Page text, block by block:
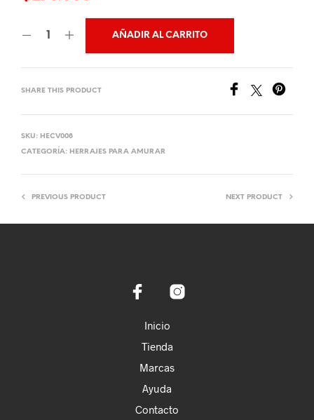
AÑADIR AL CARRITO
SHARE THIS PRODUCT
SKU: HECV008
CATEGORÍA: HERRAJES PARA AMURAR
PREVIOUS PRODUCT NEXT PRODUCT
Inicio
Tienda
Marcas
Ayuda
Contacto